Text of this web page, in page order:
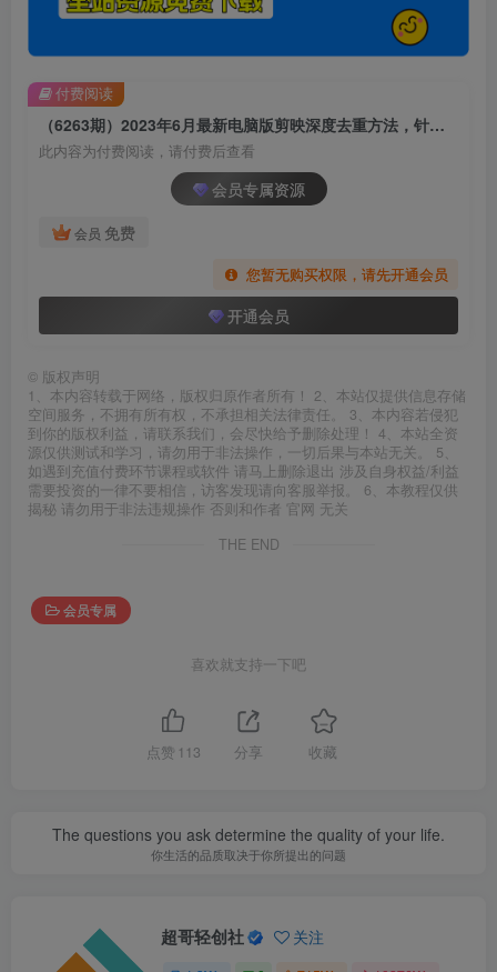
（6263期）2023年6月最新电脑版剪映深度去重方法，针对最新查重机制的剪辑去重
此内容为付费阅读，请付费后查看
会员专属资源
会员 免费
您暂无购买权限，请先开通会员
开通会员
付费阅读
© 版权声明
1、本内容转载于网络，版权归原作者所有！ 2、本站仅提供信息存储
空间服务，不拥有所有权，不承担相关法律责任。 3、本内容若侵犯
到你的版权利益，请联系我们，会尽快给予删除处理！ 4、本站全资
源仅供测试和学习，请勿用于非法操作，一切后果与本站无关。 5、
如遇到充值付费环节课程或软件 请马上删除退出 涉及自身权益/利益
需要投资的一律不要相信，访客发现请向客服举报。 6、本教程仅供
揭秘 请勿用于非法违规操作 否则和作者 官网 无关
THE END
会员专属
喜欢就支持一下吧
点赞 113 分享 收藏
The questions you ask determine the quality of your life.
你生活的品质取决于你所提出的问题
超哥轻创社 关注